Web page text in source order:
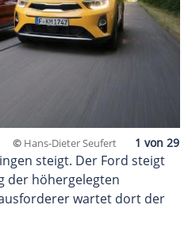
© Hans-Dieter Seufert
steigt. Der Ford steigt
der höhergelegten
wartet dort der